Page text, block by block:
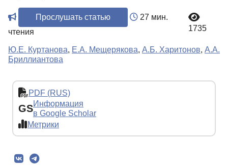
Прослушать статью
27 мин.
чтения
1735
Ю.Е. Куртанова, Е.А. Мещерякова, А.Б. Харитонов, А.А.
Бриллиантова
PDF (RUS)
GSИнформация
в Google Scholar
Метрики